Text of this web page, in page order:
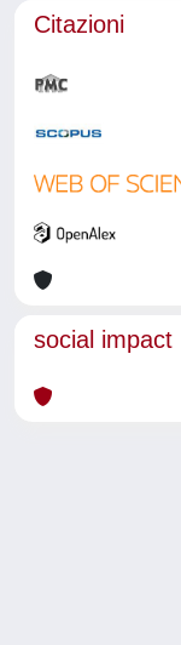
Citazioni
social impact